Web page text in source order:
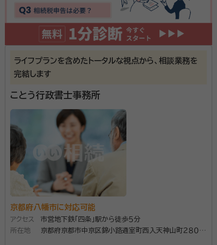
より後見・終活京都行政書士相談所へ名称変更しまし
た。
ライフプランを含めたトータルな視点から、相談業務を
完結します
ことう行政書士事務所
京都府八幡市に対応可能
アクセス
市営地下鉄「四条」駅から徒歩５分
所在地
京都府京都市中京区錦小路通室町西入天神山町２８０番